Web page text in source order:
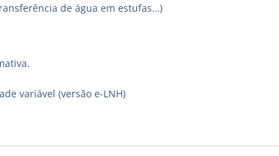
de água em estufas…)
variável (versão e-LNH)